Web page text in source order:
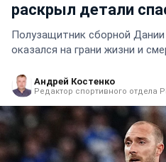
раскрыл детали
Полузащитник сборной Дании
оказался на грани жизни и
Андрей Костенко
Редактор спортивного отдела